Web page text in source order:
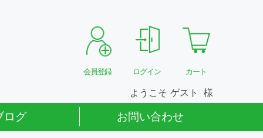
会員登録 ログイン カート
ようこそ ゲスト
ログ お問い合わせ